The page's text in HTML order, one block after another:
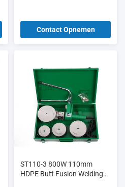
Contact Opnemen
ST110-3 800W 110mm
HDPE Butt Fusion Welding